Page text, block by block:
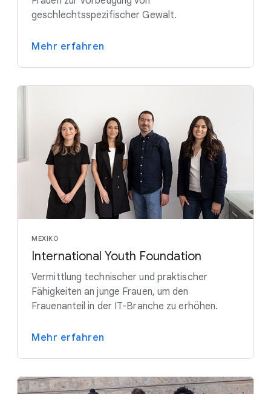
geschlechtsspezifischer Gewalt.
Mehr erfahren
MEXIKO
International Youth Foundation
Vermittlung technischer und praktischer
Fähigkeiten an junge Frauen, um den
Frauenanteil in der IT-Branche zu erhöhen.
Mehr erfahren